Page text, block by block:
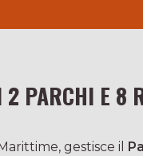
PARCHI E 8
gestisce il